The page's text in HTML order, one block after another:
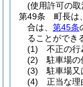
(使用許可の取
第49条
町長は
合は、 第45条
ることができ
(1)
不正の行
(2)
駐車場の
(3)
駐車場又
(4)
正当な理